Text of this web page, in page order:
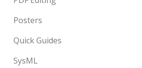
Posters
Quick Guides
SysML